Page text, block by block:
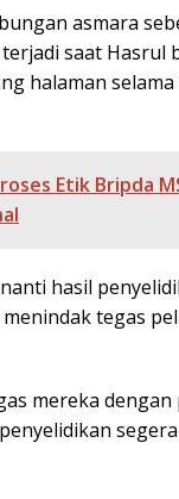
asmara
saat Hasrul
halaman
Etik Bripda
hasil
tegas
mereka